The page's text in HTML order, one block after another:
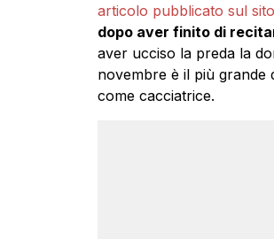
articolo pubblicato sul
dopo aver finito di
aver ucciso la preda la
novembre è il più grande
come cacciatrice.